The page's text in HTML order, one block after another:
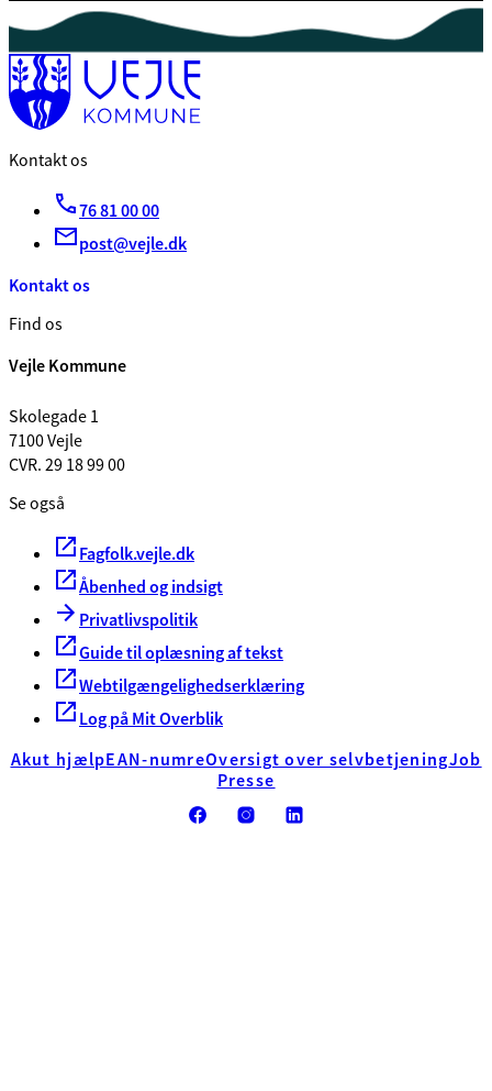
Kontakt os
76 81 00 00
post@vejle.dk
Kontakt os
Find os
Vejle Kommune
Skolegade 1
7100 Vejle
CVR. 29 18 99 00
Se også
Fagfolk.vejle.dk
Åbenhed og indsigt
Privatlivspolitik
Guide til oplæsning af tekst
Webtilgængelighedserklæring
Log på Mit Overblik
Akut hjælpEAN-numreOversigt over selvbetjeningJob
Presse